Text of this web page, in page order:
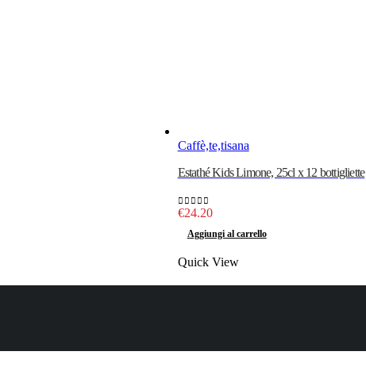
Caffè,te,tisana
Estathé Kids Limone, 25cl x 12 bottigliette
0out of 5
€24.20
Aggiungi al carrello
Quick View